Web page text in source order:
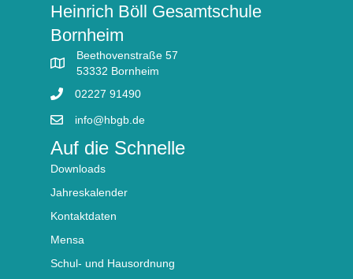
Heinrich Böll Gesamtschule
Bornheim
Beethovenstraße 57
53332 Bornheim
02227 91490
info@hbgb.de
Auf die Schnelle
Downloads
Jahreskalender
Kontaktdaten
Mensa
Schul- und Hausordnung